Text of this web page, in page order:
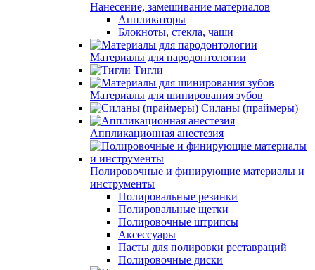
Нанесение, замешивание материалов
Аппликаторы
Блокноты, стекла, чаши
Материалы для пародонтологии
Тигли
Материалы для шинирования зубов
Силаны (праймеры)
Аппликационная анестезия
Полировочные и финирующие материалы и
инструменты
Полировальные резинки
Полировальные щетки
Полировочные штрипсы
Аксессуары
Пасты для полировки реставраций
Полировочные диски